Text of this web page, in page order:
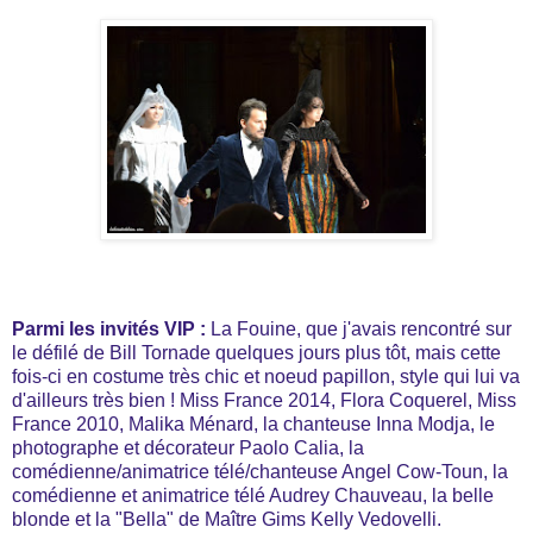
Parmi les invités VIP : La Fouine, que j'avais rencontré sur
le défilé de Bill Tornade quelques jours plus tôt, mais cette
fois-ci en costume très chic et noeud papillon, style qui lui va
d'ailleurs très bien ! Miss France 2014, Flora Coquerel, Miss
France 2010, Malika Ménard, la chanteuse Inna Modja, le
photographe et décorateur Paolo Calia, la
comédienne/animatrice télé/chanteuse Angel Cow-Toun, la
comédienne et animatrice télé Audrey Chauveau, la belle
blonde et la "Bella" de Maître Gims Kelly Vedovelli.